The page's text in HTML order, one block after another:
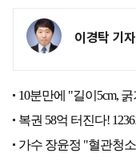
이경탁 기자